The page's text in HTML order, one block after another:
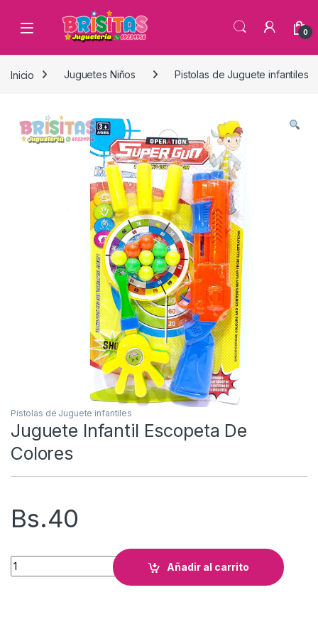
0
Inicio Juguetes Niños Pistolas de Juguete infantiles
Pistolas de Juguete infantiles
Juguete Infantil Escopeta De
Colores
Bs.40
Juguete Infantil Escopeta De Colores cantidad
Añadir al carrito